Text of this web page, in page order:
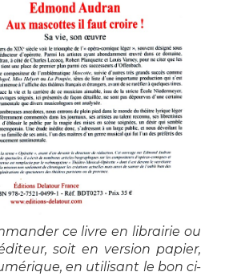
ce livre en librairie ou
soit en version papier,
en utilisant le bon ci-